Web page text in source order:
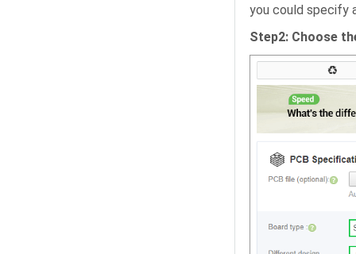
you could specify
Step2: Choose